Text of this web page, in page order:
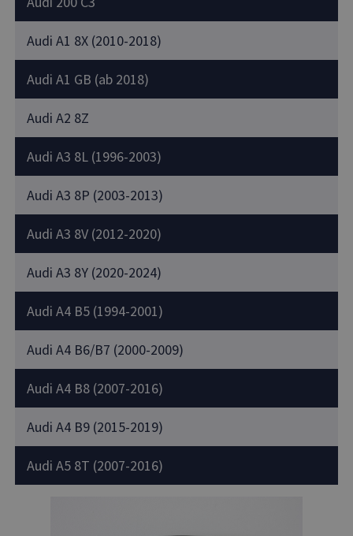
Audi A1 8X (2010-2018)
Audi A1 GB (ab 2018)
Audi A2 8Z
Audi A3 8L (1996-2003)
Audi A3 8P (2003-2013)
Audi A3 8V (2012-2020)
Audi A3 8Y (2020-2024)
Audi A4 B5 (1994-2001)
Audi A4 B6/B7 (2000-2009)
Audi A4 B8 (2007-2016)
Audi A4 B9 (2015-2019)
Audi A5 8T (2007-2016)